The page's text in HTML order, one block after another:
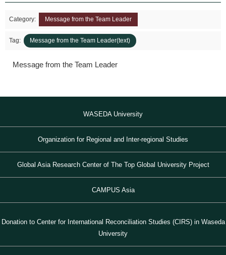
1872年 1872年8月〜10月
Category: Message from the Team Leader
Tag: Message from the Team Leader(text)
Message from the Team Leader
WASEDA University
Organization for Regional and Inter-regional Studies
Global Asia Research Center of The Top Global University Project
CAMPUS Asia
Donation to Center for International Reconciliation Studies (CIRS) in Waseda
University